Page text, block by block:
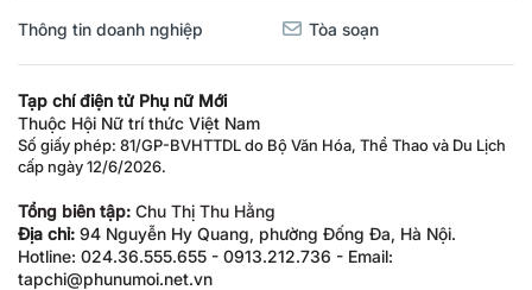
Thông tin doanh nghiệp Tòa soạn
Tạp chí điện tử Phụ nữ Mới
Thuộc Hội Nữ trí thức Việt Nam
Số giấy phép: 81/GP-BVHTTDL do Bộ Văn Hóa, Thể Thao và Du Lịch
cấp ngày 12/6/2026.
Tổng biên tập: Chu Thị Thu Hằng
Địa chỉ: 94 Nguyễn Hy Quang, phường Đống Đa, Hà Nội.
Hotline: 024.36.555.655 - 0913.212.736 - Email:
tapchi@phunumoi.net.vn